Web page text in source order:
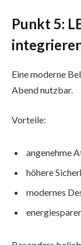
Punkt 5:
Eine moderne
Abend nutzbar.
Vorteile:
angenehme
höhere
modernes